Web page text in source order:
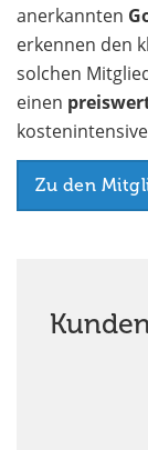
anerkannten
erkennen den
solchen
einen
Zu den